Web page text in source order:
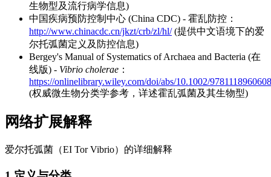
生物型及流行病学信息)
中国疾病预防控制中心 (China CDC) - 霍乱防控：
http://www.chinacdc.cn/jkzt/crb/zl/hl/(提供中文语境下的爱
尔托弧菌定义及防控信息)
Bergey's Manual of Systematics of Archaea and Bacteria (在
线版) - Vibrio cholerae ：
https://onlinelibrary.wiley.com/doi/abs/10.1002/
(权威微生物分类学参考，详述霍乱弧菌及其生物型)
网络扩展解释
爱尔托弧菌（EI Tor Vibrio）的详细解释